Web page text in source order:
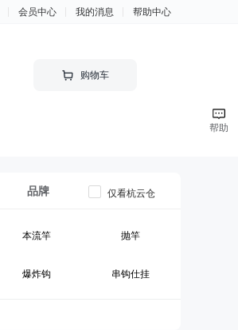
会员中心 我的消息 帮助中心
购物车
品牌
本流竿 抛竿
爆炸钩 串钩仕挂
仅看杭云仓
帮助